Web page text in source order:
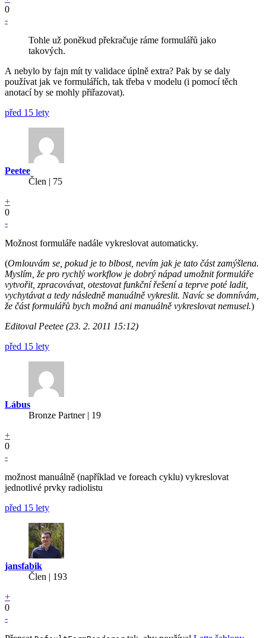
0
-
Tohle už poněkud překračuje ráme formulářů jako
takových.
A nebylo by fajn mít ty validace úplně extra? Pak by se daly
používat jak ve formulářích, tak třeba v modelu (i pomocí těch
anotací by se mohly přiřazovat).
před 15 lety
Peetee
Člen | 75
+
0
-
Možnost formuláře nadále vykreslovat automaticky.
(Omlouvám se, pokud je to blbost, nevím jak je tato část zamýšlena.
Myslím, že pro rychlý workflow je dobrý nápad umožnit formuláře
vytvořit, zpracovávat, otestovat funkční řešení a teprve poté ladit,
vychytávat a tedy následně manuálně vykreslit. Navíc se domnívám,
že část formulářů bych možná ani manuálně vykreslovat nemusel.)
Editoval Peetee (23. 2. 2011 15:12)
před 15 lety
Lábus
Bronze Partner| 19
+
0
-
možnost manuálně (například ve foreach cyklu) vykreslovat
jednotlivé prvky radiolistu
před 15 lety
jansfabik
Člen | 193
+
0
-